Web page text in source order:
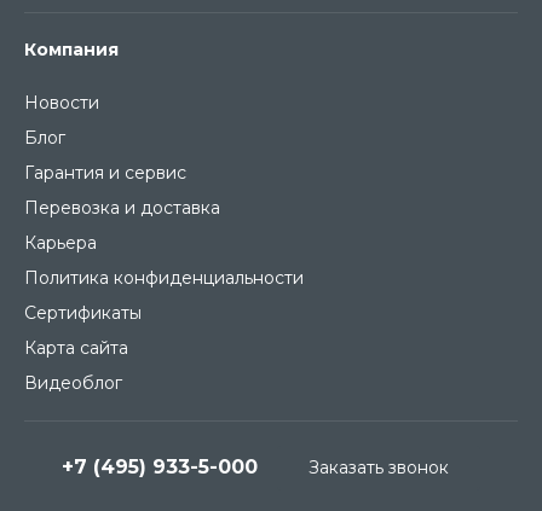
Компания
Новости
Блог
Гарантия и сервис
Перевозка и доставка
Карьера
Политика конфиденциальности
Сертификаты
Карта сайта
Видеоблог
+7 (495) 933-5-000 Заказать звонок